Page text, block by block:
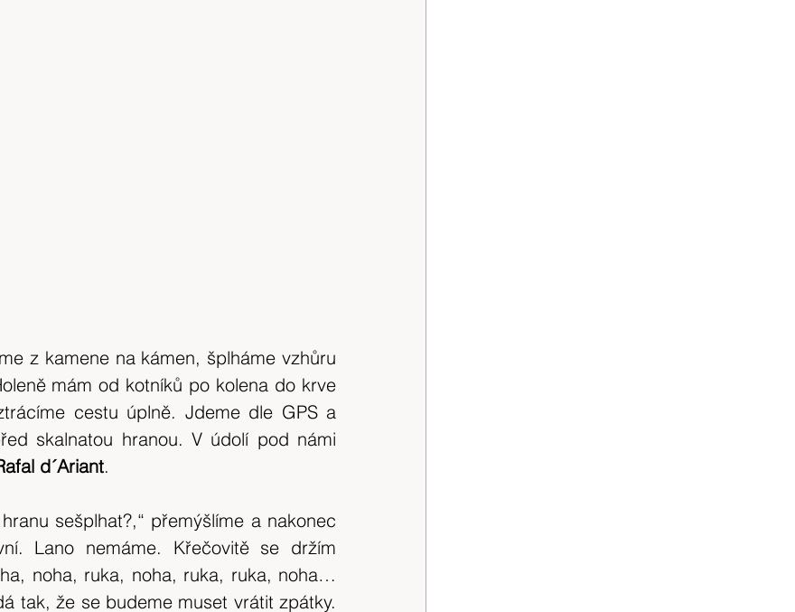
z kamene na kámen, šplháme vzhůru
mám od kotníků po kolena do krve
cestu úplně. Jdeme dle GPS a
d´Ariant.
sešplhat?,“ přemýšlíme a nakonec
Lano nemáme. Křečovitě se držím
noha, ruka, noha, ruka, ruka, noha…
tak, že se budeme muset vrátit zpátky.